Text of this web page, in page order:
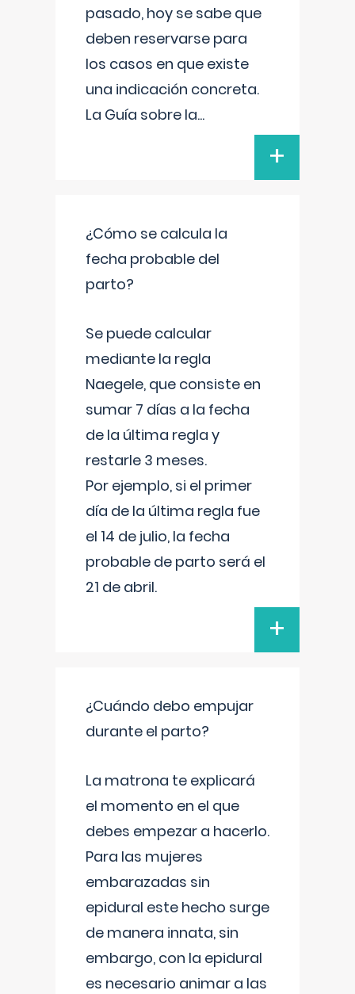
pasado, hoy se sabe que
deben reservarse para
los casos en que existe
una indicación concreta.
La Guía sobre la...
+
¿Cómo se calcula la
fecha probable del
parto?
Se puede calcular
mediante la regla
Naegele, que consiste en
sumar 7 días a la fecha
de la última regla y
restarle 3 meses.
Por ejemplo, si el primer
día de la última regla fue
el 14 de julio, la fecha
probable de parto será el
21 de abril.
+
¿Cuándo debo empujar
durante el parto?
La matrona te explicará
el momento en el que
debes empezar a hacerlo.
Para las mujeres
embarazadas sin
epidural este hecho surge
de manera innata, sin
embargo, con la epidural
es necesario animar a las